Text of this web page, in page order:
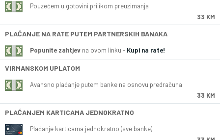
Pouzećem u gotovini prilikom preuzimanja
33 KM
PLAĆANJE NA RATE PUTEM PARTNERSKIH BANAKA
Popunite zahtjev na ovom linku - Kupi na rate!
VIRMANSKOM UPLATOM
Avansno plaćanje putem banke na osnovu predračuna
33 KM
PLAĆANJEM KARTICAMA JEDNOKRATNO
Plaćanje karticama jednokratno (sve banke)